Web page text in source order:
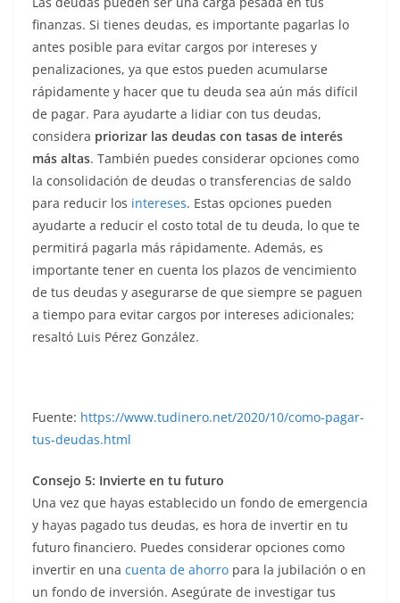
finanzas. Si tienes deudas, es importante pagarlas lo
antes posible para evitar cargos por intereses y
penalizaciones, ya que estos pueden acumularse
rápidamente y hacer que tu deuda sea aún más difícil
de pagar. Para ayudarte a lidiar con tus deudas,
considera priorizar las deudas con tasas de interés
más altas. También puedes considerar opciones como
la consolidación de deudas o transferencias de saldo
para reducir los intereses. Estas opciones pueden
ayudarte a reducir el costo total de tu deuda, lo que te
permitirá pagarla más rápidamente. Además, es
importante tener en cuenta los plazos de vencimiento
de tus deudas y asegurarse de que siempre se paguen
a tiempo para evitar cargos por intereses adicionales;
resaltó Luis Pérez González.
Fuente: https://www.tudinero.net/2020/10/como-pagar-
tus-deudas.html
Consejo 5: Invierte en tu futuro
Una vez que hayas establecido un fondo de emergencia
y hayas pagado tus deudas, es hora de invertir en tu
futuro financiero. Puedes considerar opciones como
invertir en una cuenta de ahorro para la jubilación o en
un fondo de inversión. Asegúrate de investigar tus